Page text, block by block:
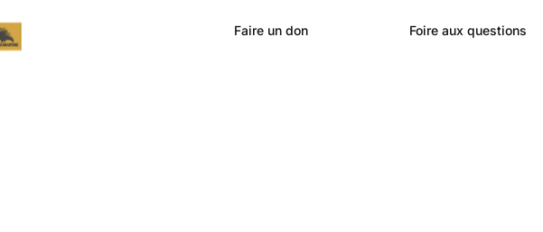
Faire un don Foire aux questions